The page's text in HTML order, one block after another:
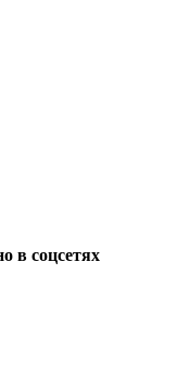
в соцсетях